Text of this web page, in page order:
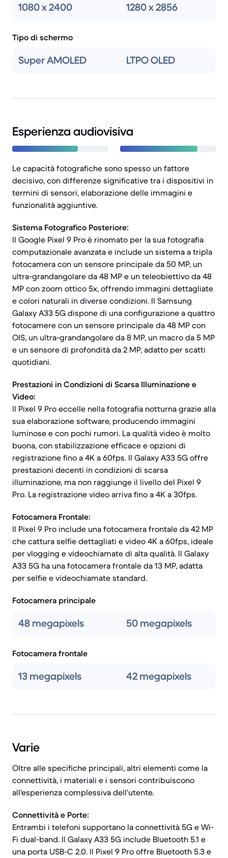
1080 x 2400 1280 x 2856
Tipo di schermo
Super AMOLED LTPO OLED
Esperienza audiovisiva
Le capacità fotografiche sono spesso un fattore
decisivo, con differenze significative tra i dispositivi in
termini di sensori, elaborazione delle immagini e
funzionalità aggiuntive.
Sistema Fotografico Posteriore:
Il Google Pixel 9 Pro è rinomato per la sua fotografia
computazionale avanzata e include un sistema a tripla
fotocamera con un sensore principale da 50 MP, un
ultra-grandangolare da 48 MP e un teleobiettivo da 48
MP con zoom ottico 5x, offrendo immagini dettagliate
e colori naturali in diverse condizioni. Il Samsung
Galaxy A33 5G dispone di una configurazione a quattro
fotocamere con un sensore principale da 48 MP con
OIS, un ultra-grandangolare da 8 MP, un macro da 5 MP
e un sensore di profondità da 2 MP, adatto per scatti
quotidiani.
Prestazioni in Condizioni di Scarsa Illuminazione e
Video:
Il Pixel 9 Pro eccelle nella fotografia notturna grazie alla
sua elaborazione software, producendo immagini
luminose e con pochi rumori. La qualità video è molto
buona, con stabilizzazione efficace e opzioni di
registrazione fino a 4K a 60fps. Il Galaxy A33 5G offre
prestazioni decenti in condizioni di scarsa
illuminazione, ma non raggiunge il livello del Pixel 9
Pro. La registrazione video arriva fino a 4K a 30fps.
Fotocamera Frontale:
Il Pixel 9 Pro include una fotocamera frontale da 42 MP
che cattura selfie dettagliati e video 4K a 60fps, ideale
per vlogging e videochiamate di alta qualità. Il Galaxy
A33 5G ha una fotocamera frontale da 13 MP, adatta
per selfie e videochiamate standard.
Fotocamera principale
48 megapixels 50 megapixels
Fotocamera frontale
13 megapixels 42 megapixels
Varie
Oltre alle specifiche principali, altri elementi come la
connettività, i materiali e i sensori contribuiscono
all'esperienza complessiva dell'utente.
Connettività e Porte:
Entrambi i telefoni supportano la connettività 5G e Wi-
Fi dual-band. Il Galaxy A33 5G include Bluetooth 5.1 e
una porta USB-C 2.0. Il Pixel 9 Pro offre Bluetooth 5.3 e